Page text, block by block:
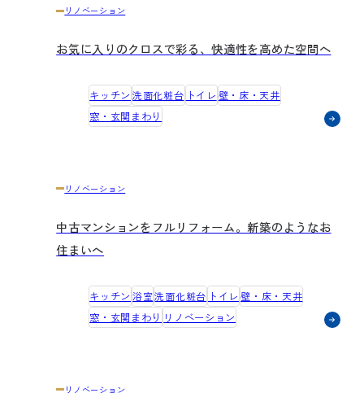
リノベーション
お気に入りのクロスで彩る、快適性を高めた空間へ
キッチン 洗面化粧台 トイレ 壁・床・天井
窓・玄関まわり
リノベーション
中古マンションをフルリフォーム。新築のようなお
住まいへ
キッチン 浴室洗面化粧台 トイレ 壁・床・天井
窓・玄関まわり リノベーション
リノベーション